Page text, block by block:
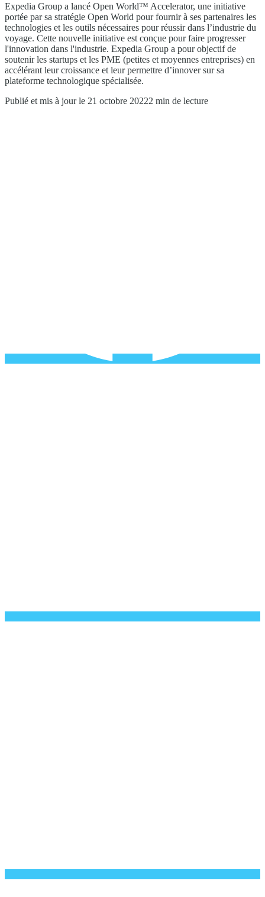
Expedia Group a lancé Open World™ Accelerator, une initiative
portée par sa stratégie Open World pour fournir à ses partenaires les
technologies et les outils nécessaires pour réussir dans l’industrie du
voyage. Cette nouvelle initiative est conçue pour faire progresser
l'innovation dans l'industrie. Expedia Group a pour objectif de
soutenir les startups et les PME (petites et moyennes entreprises) en
accélérant leur croissance et leur permettre d’innover sur sa
plateforme technologique spécialisée.
Publié et mis à jour le 21 octobre 20222 min de lecture